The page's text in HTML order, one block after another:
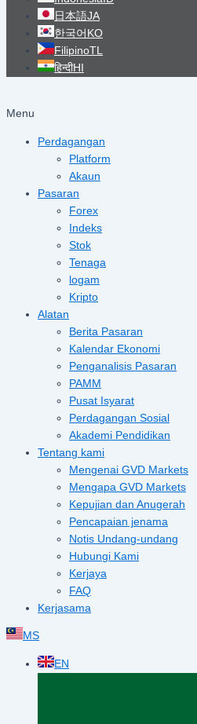
日本語JA
한국어 KO
FilipinoTL
हिन्दीHI
Menu
Perdagangan
Platform
Akaun
Pasaran
Forex
Indeks
Stok
Tenaga
logam
Kripto
Alatan
Berita Pasaran
Kalendar Ekonomi
Penganalisis Pasaran
PAMM
Pusat Isyarat
Perdagangan Sosial
Akademi Pendidikan
Tentang kami
Mengenai GVD Markets
Mengapa GVD Markets
Kepujian dan Anugerah
Pencapaian jenama
Notis Undang-undang
Hubungi Kami
Kerjaya
FAQ
Kerjasama
MS
EN